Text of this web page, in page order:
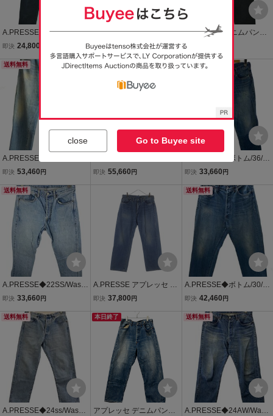
A.PRESSE デニムパンツ
メンズ アプレッセ 中古
即決 24,800
A.PRESSE◆ボトム/30/コ
ットン/BLU/24sap-04-06
h
即決 36,960円
A.PRESSE デニムパンツ
メンズ アプレッセ 中古
古着
即決
送料無料
A.PRESSE◆No.22 Wash
ed Wide Denim Pants/34/
レッセ/? NULL ?
即決 53,460 円
送料無料
ed Wide Denim Pants/34/
即決 55,660 円
送料無料
A.PRESSE◆ボトム/36/コ
ットン/IDG/22AP-04-05H/
de Pants/? NULL ?//
即決 33,660 円
送料無料
A.PRESSE◆22SS/Wash
ed Denim Wide Pants/34/
H/? NULL ?
即決 33,660 円
A.PRESSE アプレッセ 24
AW No.2 WASHED DENI
ボタンフライデニムパン
ツ インディゴ AP-4008
即決 37,800 円
送料無料
A.PRESSE◆ボトム/30/デ
ニム/IDG/26SAP-04-23M
即決 42,460 円
送料無料
A.PRESSE◆24ss/Washe
本日終了
アプレッセ デニムパンツ
送料無料
A.PRESSE◆24AW/Wash
close Go to Buyee site